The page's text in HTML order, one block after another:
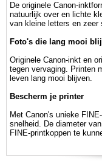
De originele Canon-
natuurlijk over en lichte
van kleine letters en zeer
Foto's die lang mooi
Originele Canon-inkt en
tegen vervaging. Printen
leven lang mooi blijven.
Bescherm je printer
Met Canon's unieke
snelheid. De diameter
FINE-printkoppen te